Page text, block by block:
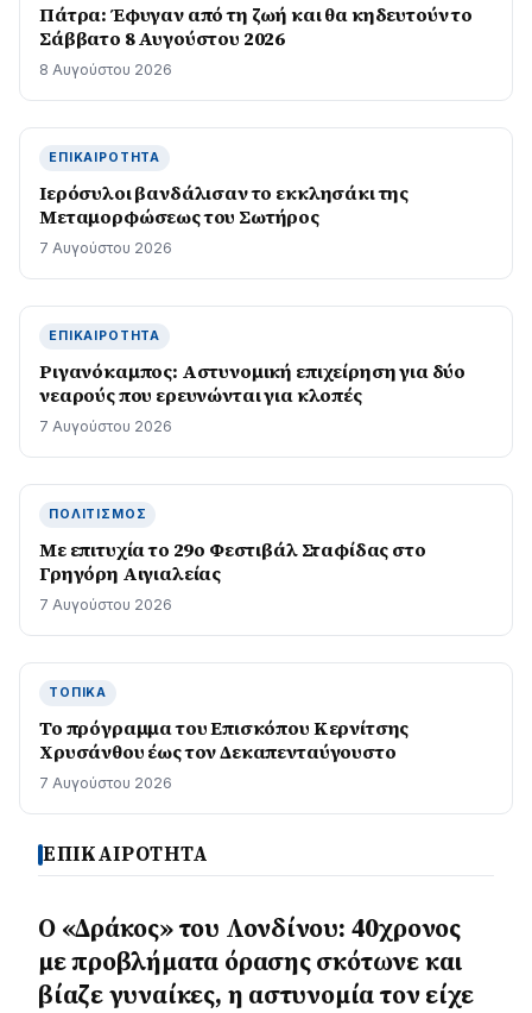
Πάτρα: Έφυγαν από τη ζωή και θα κηδευτούν το
Σάββατο 8 Αυγούστου 2026
8 Αυγούστου 2026
ΕΠΙΚΑΙΡΌΤΗΤΑ
Ιερόσυλοι βανδάλισαν το εκκλησάκι της
Μεταμορφώσεως του Σωτήρος
7 Αυγούστου 2026
ΕΠΙΚΑΙΡΌΤΗΤΑ
Ριγανόκαμπος: Αστυνομική επιχείρηση για δύο
νεαρούς που ερευνώνται για κλοπές
7 Αυγούστου 2026
ΠΟΛΙΤΙΣΜΌΣ
Με επιτυχία το 29ο Φεστιβάλ Σταφίδας στο
Γρηγόρη Aιγιαλείας
7 Αυγούστου 2026
ΤΟΠΙΚΆ
Το πρόγραμμα του Επισκόπου Κερνίτσης
Χρυσάνθου έως τον Δεκαπενταύγουστο
7 Αυγούστου 2026
ΕΠΙΚΑΙΡΟΤΗΤΑ
Ο «Δράκος» του Λονδίνου: 40χρονος
με προβλήματα όρασης σκότωνε και
βίαζε γυναίκες, η αστυνομία τον είχε